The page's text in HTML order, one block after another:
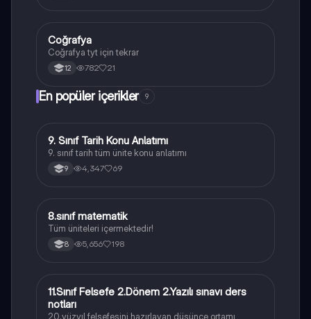
Coğrafya
Coğrafya
Coğrafya tyt için tekrar
12 782 21
En popüler içerikler 9
Tarih
9. Sınıf Tarih Konu Anlatımı
9. sınıf tarih tüm ünite konu anlatımı
9 4,347 69
Matematik
8.sınıf matematik
Tüm üniteleri içermektedir!
8 5,656 198
Felsefe
11.Sınıf Felsefe 2.Dönem 2.Yazılı sınavı ders
notları
20.yüzyıl felsefesini hazırlayan düşünce ortamı,